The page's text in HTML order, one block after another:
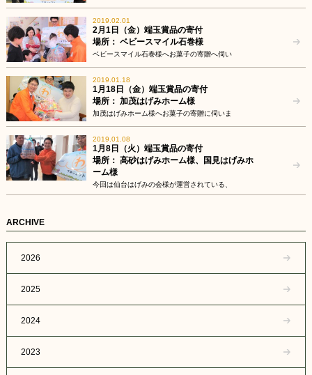
2019.02.01
2月1日（金）端玉賞品の寄付
場所： ベビースマイル石巻様
ベビースマイル石巻様へお菓子の寄贈へ伺い
2019.01.18
1月18日（金）端玉賞品の寄付
場所： 加茂はげみホーム様
加茂はげみホーム様へお菓子の寄贈に伺いま
2019.01.08
1月8日（火）端玉賞品の寄付
場所： 高砂はげみホーム様、国見はげみホ
ーム様
今回は仙台はげみの会様が運営されている、
ARCHIVE
2026
2025
2024
2023